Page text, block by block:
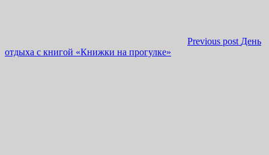
Previous post День
отдыха с книгой «Книжки на прогулке»